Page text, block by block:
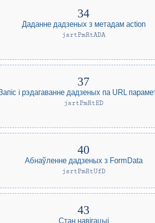
Даданне дадзеных з метадам action
jsrtPmRtADA
і рэдагаванне дадзеных па URL
jsrtPmRtED
Абнаўленне дадзеных з FormData
jsrtPmRtUfD
Стан навігацыі